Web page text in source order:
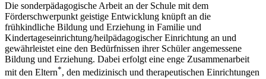
Die sonderpädagogische Arbeit an der Schule mit dem
Förderschwerpunkt geistige Entwicklung knüpft an die
frühkindliche Bildung und Erziehung in Familie und
Kindertageseinrichtung/heilpädagogischer Einrichtung an und
gewährleistet eine den Bedürfnissen ihrer Schüler angemessene
Bildung und Erziehung. Dabei erfolgt eine enge Zusammenarbeit
mit den Eltern*, den medizinisch und therapeutischen Einrichtungen